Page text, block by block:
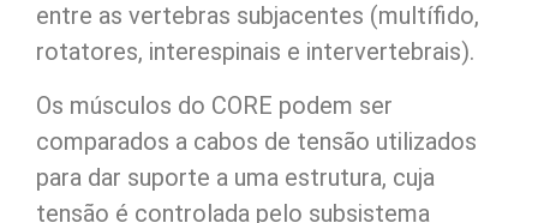
entre as vertebras subjacentes (multífido,
rotatores, interespinais e intervertebrais).
Os músculos do CORE podem ser
comparados a cabos de tensão utilizados
para dar suporte a uma estrutura, cuja
tensão é controlada pelo subsistema